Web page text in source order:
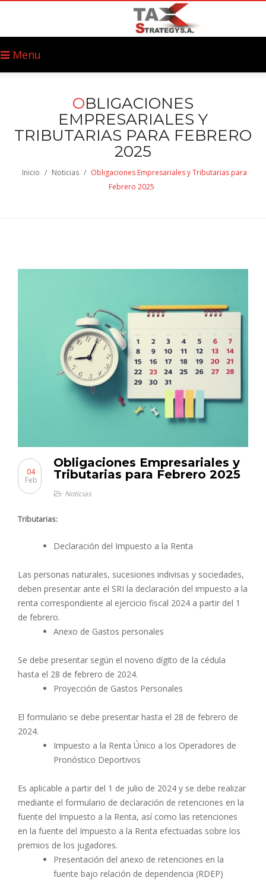
Menu
OBLIGACIONES
EMPRESARIALES Y
TRIBUTARIAS PARA FEBRERO
2025
Inicio / Noticias / Obligaciones Empresariales y Tributarias para
Febrero 2025
Obligaciones Empresariales y
Tributarias para Febrero 2025
04
Feb
Noticias
Tributarias:
Declaración del Impuesto a la Renta
Las personas naturales, sucesiones indivisas y sociedades,
deben presentar ante el SRI la declaración del impuesto a la
renta correspondiente al ejercicio fiscal 2024 a partir del 1
de febrero.
Anexo de Gastos personales
Se debe presentar según el noveno dígito de la cédula
hasta el 28 de febrero de 2024.
Proyección de Gastos Personales
El formulario se debe presentar hasta el 28 de febrero de
2024.
Impuesto a la Renta Único a los Operadores de
Pronóstico Deportivos
Es aplicable a partir del 1 de julio de 2024 y se debe realizar
mediante el formulario de declaración de retenciones en la
fuente del Impuesto a la Renta, así como las retenciones
en la fuente del Impuesto a la Renta efectuadas sobre los
premios de los jugadores.
Presentación del anexo de retenciones en la
fuente bajo relación de dependencia (RDEP)